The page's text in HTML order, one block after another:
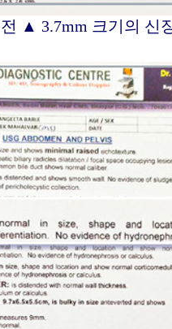
▲ 3.7mm 크기의 신